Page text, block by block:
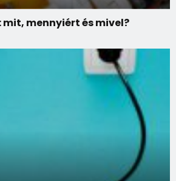
mit, mennyiért és mivel?